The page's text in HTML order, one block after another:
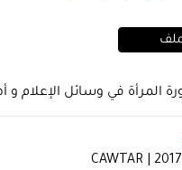
المرأة في وسائل الإعلام و
CAWTAR |